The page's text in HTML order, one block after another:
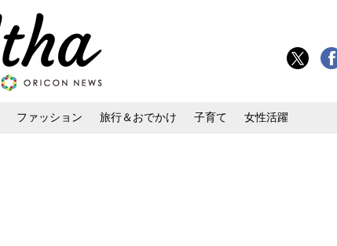
ファッション 旅行＆おでかけ 子育て 女性活躍